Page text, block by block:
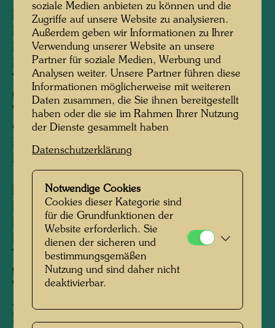
I
Execution: Hans Muhr, sculptor
Pedestal diameter: c. 60 cm
Pedestal height: c. 55 cm
Total height: c. 95 cm
Ø of the hand: c. 106 cm (150 x 130 cm)
Weight: c. 550 kg
62 % of the size of the drinking fountain in
Linz
KunstHausWien, Vienna
II
Execution: Hans Muhr, sculptor
Pedestal diameter: c. 50 cm
Pedestal height: c. 55 cm
Total height: c. 80 cm
Ø of the hand: c. 125 x 105 cm
Weight: c. 310 kg
55 % of the size of the drinking fountain in
Linz
soziale Medien anbieten zu können und die
Zugriffe auf unsere Website zu analysieren.
Außerdem geben wir Informationen zu Ihrer
Verwendung unserer Website an unsere
Partner für soziale Medien, Werbung und
Analysen weiter. Unsere Partner führen diese
Informationen möglicherweise mit weiteren
Daten zusammen, die Sie ihnen bereitgestellt
haben oder die sie im Rahmen Ihrer Nutzung
der Dienste gesammelt haben
Datenschutzerklärung
Notwendige Cookies
Cookies dieser Kategorie sind
für die Grundfunktionen der
Website erforderlich. Sie
dienen der sicheren und
bestimmungsgemäßen
Nutzung und sind daher nicht
deaktivierbar.